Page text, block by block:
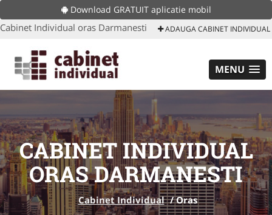
Download GRATUIT aplicatie mobil
Cabinet Individual oras Darmanesti ADAUGA CABINET INDIVIDUAL
MENU
CABINET INDIVIDUAL
ORAS DARMANESTI
Cabinet Individual /Oras